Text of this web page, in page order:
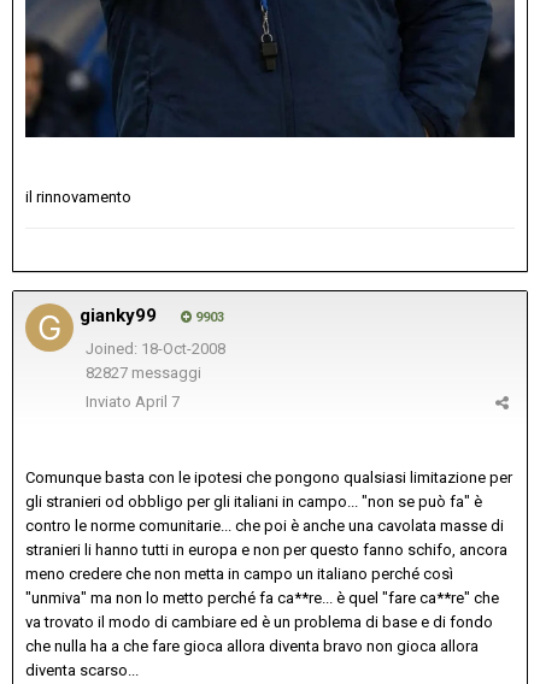
il rinnovamento
gianky99 9903
Joined: 18-Oct-2008
82827 messaggi
Inviato April 7
Comunque basta con le ipotesi che pongono qualsiasi limitazione per
gli stranieri od obbligo per gli italiani in campo... "non se può fa" è
contro le norme comunitarie... che poi è anche una cavolata masse di
stranieri li hanno tutti in europa e non per questo fanno schifo, ancora
meno credere che non metta in campo un italiano perché così
"unmiva" ma non lo metto perché fa ca**re... è quel "fare ca**re" che
va trovato il modo di cambiare ed è un problema di base e di fondo
che nulla ha a che fare gioca allora diventa bravo non gioca allora
diventa scarso...